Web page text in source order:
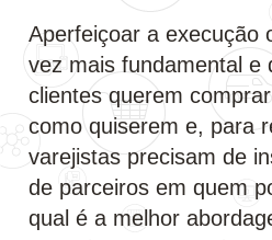
Aperfeiçoar a execução
vez mais fundamental e
clientes querem
como quiserem e, para
varejistas precisam de
de parceiros em quem
qual é a melhor